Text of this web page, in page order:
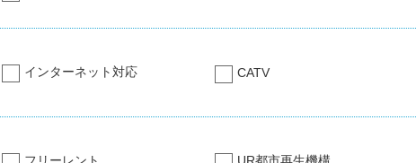
インターネット対応 CATV